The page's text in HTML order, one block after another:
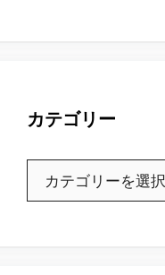
カテゴリー